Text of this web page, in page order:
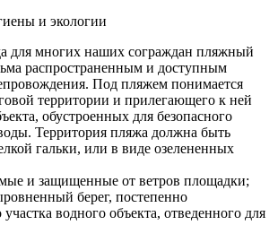
и экологии
для многих наших сограждан пляжный
распространенным и доступным
Под пляжем понимается
территории и прилегающего к ней
обустроенных для безопасного
Территория пляжа должна быть
гальки, или в виде озелененных
и защищенные от ветров площадки;
берег, постепенно
водного объекта, отведенного для